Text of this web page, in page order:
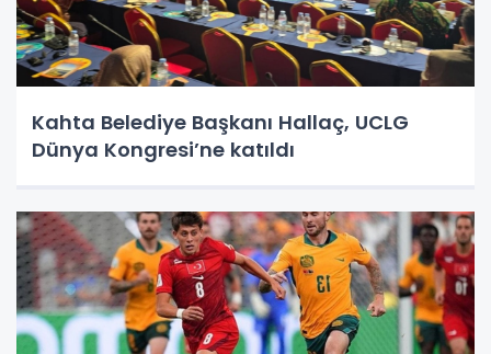
Kahta Belediye Başkanı Hallaç, UCLG
Dünya Kongresi’ne katıldı